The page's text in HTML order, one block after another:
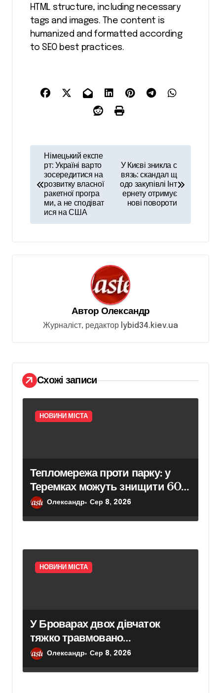
HTML structure, including necessary
tags and images. The content is
humanized and formatted according
to SEO best practices.
в
ц
с
і
в
Німецький експе
рт: Україні варто
зосередитися на
розвитку власної
ракетної програ
ми, а не сподіват
ися на США
У Києві зникла с
вязь: скандал щ
одо закупівлі Інт
ернету отримує
нові повороти
Автор Олександр
Журналіст, редактор lybid34.kiev.ua
Схожі записи
НОВИНИ МІСТА
Тепломережа проти парку: у
Теремках можуть знищити 600
деревОлександр Сер 8, 2026
НОВИНИ МІСТА
У Броварах двох дівчаток
тяжко травмовано
електричним струмом
Олександр Сер 8, 2026